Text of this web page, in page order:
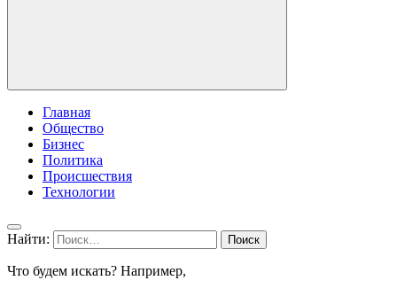
Главная
Общество
Бизнес
Политика
Происшествия
Технологии
Найти:
Что будем искать? Например,